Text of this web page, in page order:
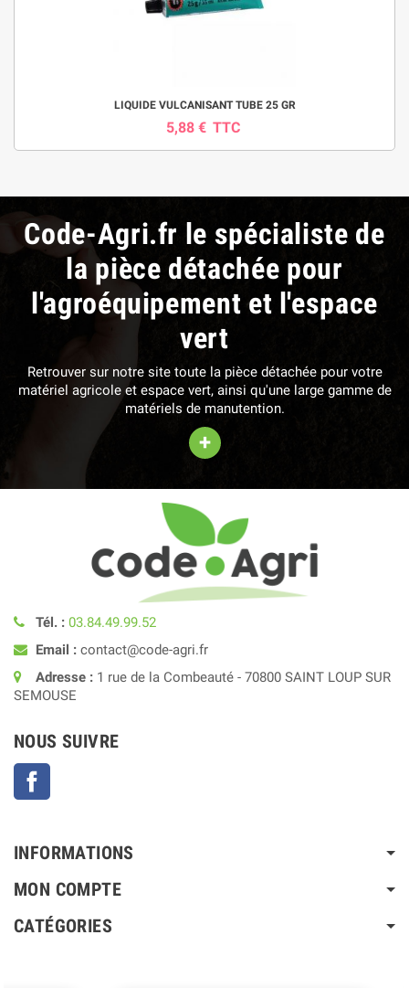
LIQUIDE VULCANISANT TUBE 25 GR
5,88 € TTC
Code-Agri.fr le spécialiste de
la pièce détachée pour
l'agroéquipement et l'espace
vert
Retrouver sur notre site toute la pièce détachée pour votre
matériel agricole et espace vert, ainsi qu'une large gamme de
matériels de manutention.
+
Tél. : 03.84.49.99.52
Email : contact@code-agri.fr
Adresse : 1 rue de la Combeauté - 70800 SAINT LOUP SUR
SEMOUSE
NOUS SUIVRE
INFORMATIONS
MON COMPTE
CATÉGORIES